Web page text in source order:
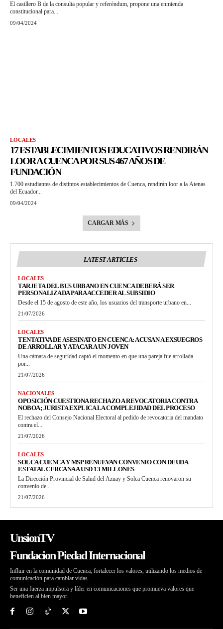
El casillero B de la consulta popular y referéndum, propone una enmienda
constitucional para...
09/04/2024
LOCALES
17 ESTABLECIMIENTOS EDUCATIVOS RENDIRÁN
LOOR A CUENCA POR SUS 467 AÑOS DE
FUNDACIÓN
1.700 estudiantes de distintos establecimientos de Cuenca, rendirán loor a la Atenas
del Ecuador...
09/04/2024
CARGAR MÁS
LATEST ARTICLES
LOCALES
TARJETA DEL BUS URBANO EN CUENCA DEBERÁ SER
PERSONALIZADA PARA ACCEDER AL SUBSIDIO
Desde el 15 de agosto de este año, los usuarios del transporte urbano en...
21/07/2026
LOCALES
TENTATIVA DE ASESINATO EN CUENCA: ACUSAN A EXSUEGROS
DE ARROLLAR Y ATACAR A UN JOVEN
Una cámara de seguridad captó el momento en que una pareja fue arrollada
por...
21/07/2026
NACIONALES
OPOSICIÓN CUESTIONA RECHAZO A REVOCATORIA CONTRA
NOBOA; JURISTA EXPLICA LA COMPLEJIDAD DEL PROCESO
El rechazo del Consejo Nacional Electoral al pedido de revocatoria del mandato
contra el...
21/07/2026
LOCALES
SOLCA CUENCA Y MSP RENUEVAN CONVENIO CON DEUDA
ESTATAL CERCANA A USD 13 MILLONES
La Dirección Provincial de Salud del Azuay y Solca Cuenca renovaron su
convenio de...
21/07/2026
UnsionTV
Fundacion Piedad Internacional
Influir en la comunidad de Cuenca, fortalecer los valores, utilizando los medios de
comunicación para cambiar vidas.
Ser una fuerza impulsora y líder en comunicaciones que promueva valores que
beneficien al bien mayor.